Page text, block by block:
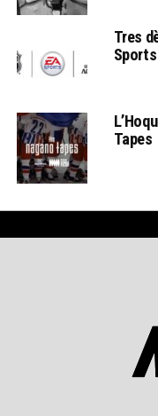
Tres
Sports
Tapes